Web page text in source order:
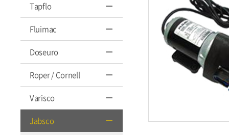
Tapflo
Fluimac
Doseuro
Roper / Cornell
Varisco
Jabsco